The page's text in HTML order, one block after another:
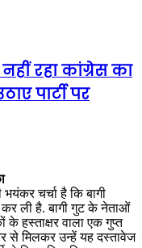
रहा कांग्रेस का
पार्टी पर
चर्चा है कि बागी
कर ली है. बागी गुट के नेताओं
के हस्ताक्षर वाला एक गुप्त
से मिलकर उन्हें यह दस्तावेज